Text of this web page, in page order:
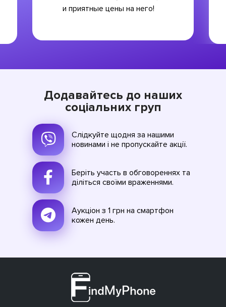
и приятные цены на него!
Додавайтесь до наших
соціальних груп
Слідкуйте щодня за нашими
новинами і не пропускайте акції.
Беріть участь в обговореннях та
діліться своїми враженнями.
Аукціон з 1 грн на смартфон
кожен день.